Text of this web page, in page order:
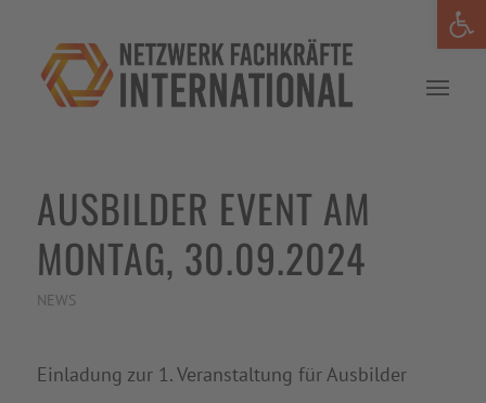
AUSBILDER EVENT AM
MONTAG, 30.09.2024
NEWS
Einladung zur 1. Veranstaltung für Ausbilder